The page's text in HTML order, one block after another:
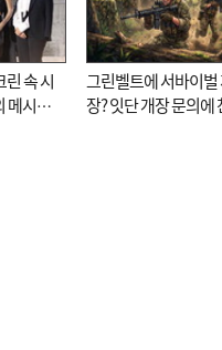
속 시
메시지
그린벨트에 서바이벌
장? 잇단 개장 문의에